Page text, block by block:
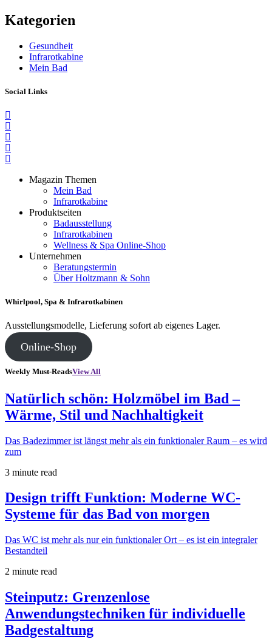
Kategorien
Gesundheit
Infrarotkabine
Mein Bad
Social Links
Magazin Themen
Mein Bad
Infrarotkabine
Produktseiten
Badausstellung
Infrarotkabinen
Wellness & Spa Online-Shop
Unternehmen
Beratungstermin
Über Holtzmann & Sohn
Whirlpool, Spa & Infrarotkabinen
Ausstellungsmodelle, Lieferung sofort ab eigenes Lager.
Online-Shop
Weekly Must-ReadsView All
Natürlich schön: Holzmöbel im Bad –
Wärme, Stil und Nachhaltigkeit
Das Badezimmer ist längst mehr als ein funktionaler Raum – es wird
zum
3 minute read
Design trifft Funktion: Moderne WC-
Systeme für das Bad von morgen
Das WC ist mehr als nur ein funktionaler Ort – es ist ein integraler
Bestandteil
2 minute read
Steinputz: Grenzenlose
Anwendungstechniken für individuelle
Badgestaltung